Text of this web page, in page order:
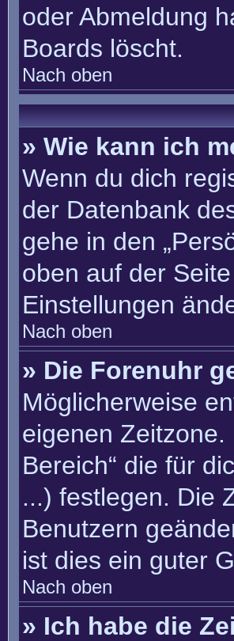
oder Abmeldung
Boards löscht.
Nach oben
» Wie kann ich
Wenn du dich
der Datenbank
gehe in den
oben auf der
Einstellungen
Nach oben
» Die Forenuhr
Möglicherweise
eigenen Zeitzone.
Bereich“ die für
...) festlegen. Die
Benutzern
ist dies ein guter
Nach oben
» Ich habe die